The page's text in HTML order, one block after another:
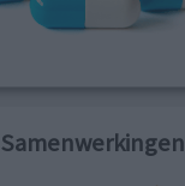
Samenwerkingen